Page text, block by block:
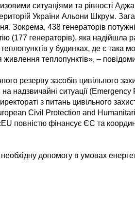
ситуаціями та рівності Аджа
України Альони Шкрум.
Зокрема, 438 генераторів
(177 генераторів), яка надійшла
у будинках, де є така
теплопунктів», –
резерву засобів цивільного
надзвичайні ситуації
з питань цивільного
Civil Protection and
повністю фінансує ЄС та
допомогу в умовах